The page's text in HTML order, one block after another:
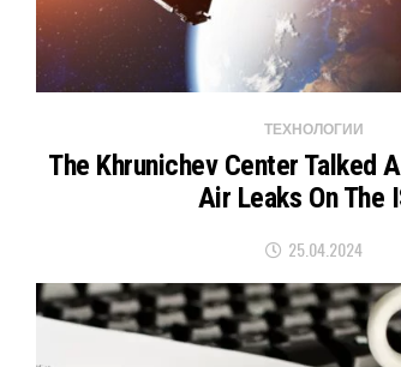
ТЕХНОЛОГИИ
The Khrunichev Center Talked
Air Leaks On The
25.04.2024